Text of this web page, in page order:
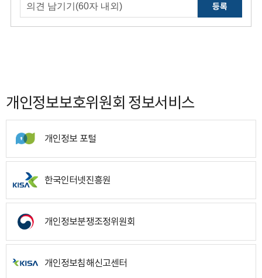
등록
개인정보보호위원회 정보서비스
개인정보 포털
한국인터넷진흥원
개인정보분쟁조정위원회
개인정보침해신고센터